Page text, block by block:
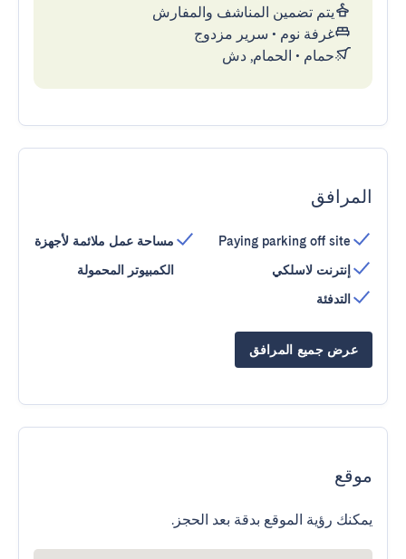
يتم تضمين المناشف والمفارش
غرفة نوم • سرير مزدوج
حمام • الحمام, دش
المرافق
Paying parking off site
إنترنت لاسلكي
التدفئة
مساحة عمل ملائمة لأجهزة
الكمبيوتر المحمولة
عرض جميع المرافق
موقع
يمكنك رؤية الموقع بدقة بعد الحجز.